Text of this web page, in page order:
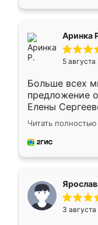
Аринка
5
Больше всех
предложение
Елены
короткие
для замера
предложил по
Читать полностью
3